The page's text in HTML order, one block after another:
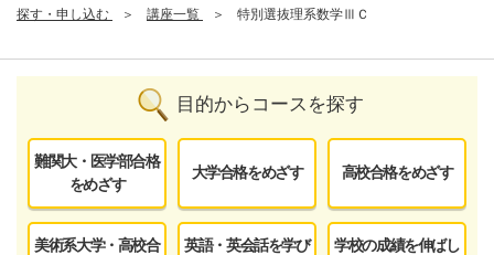
探す・申し込む
講座一覧 特別選抜理系数学ⅢＣ
目的からコースを探す
難関大・医学部合格
をめざす
大学合格をめざす 高校合格をめざす
美術系大学・高校合
英語・英会話を学び
学校の成績を伸ばし